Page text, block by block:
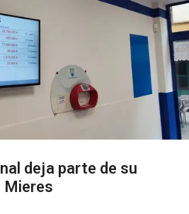
deja parte de su
Mieres